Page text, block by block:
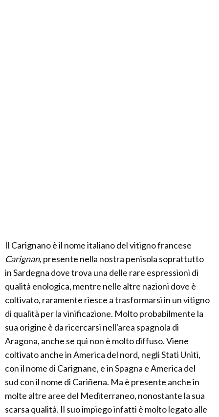
Il Carignano è il nome italiano del vitigno francese
Carignan, presente nella nostra penisola soprattutto
in Sardegna dove trova una delle rare espressioni di
qualità enologica, mentre nelle altre nazioni dove è
coltivato, raramente riesce a trasformarsi in un vitigno
di qualità per la vinificazione. Molto probabilmente la
sua origine è da ricercarsi nell'area spagnola di
Aragona, anche se qui non è molto diffuso. Viene
coltivato anche in America del nord, negli Stati Uniti,
con il nome di Carignane, e in Spagna e America del
sud con il nome di Cariñena. Ma è presente anche in
molte altre aree del Mediterraneo, nonostante la sua
scarsa qualità. Il suo impiego infatti è molto legato alle